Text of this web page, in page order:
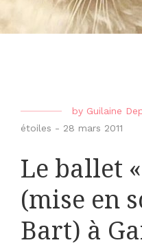
by Guilaine
étoiles - 28 mars 2011
Le ballet
(mise en
Bart) à